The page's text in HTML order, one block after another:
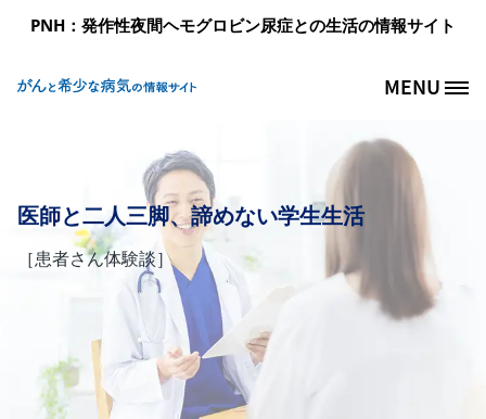
メインコンテンツに移動
PNH：発作性夜間ヘモグロビン尿症との生活の情報サイト
Site Logo MENU
医師と二人三脚、諦めない学生生活
［患者さん体験談］